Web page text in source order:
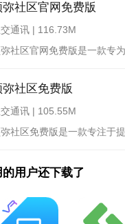
弥社区官网免费版
通讯 | 116.73M
弥社区免费版
通讯 | 105.55M
用户还下载了